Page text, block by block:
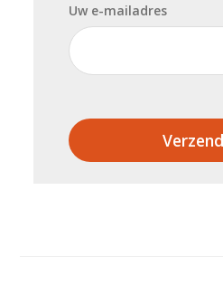
Uw e-mailadres